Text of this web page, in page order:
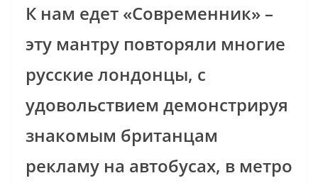
К нам едет «Современник» –
эту мантру повторяли многие
русские лондонцы, с
удовольствием демонстрируя
знакомым британцам
рекламу на автобусах, в метро